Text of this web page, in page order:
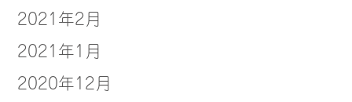
2021年2月
2021年1月
2020年12月